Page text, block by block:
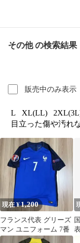
その他 の検索結果
販売中のみ表示
L XL(LL)
目立った傷や汚れ
現在 ¥1,200
フランス代表 グリーズ
マン ユニフォーム 7番